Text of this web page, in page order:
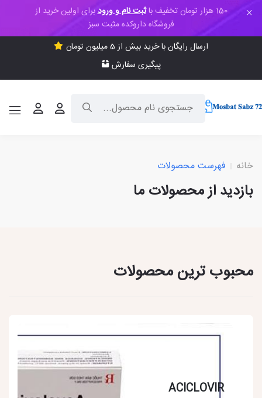
150 هزار تومان تخفیف با ثبت نام و ورودبرای اولین خرید از
فروشگاه داروکده مثبت سبز
ارسال رایگان با خرید بیش از 5 میلیون تومان
پیگیری سفارش
خانه فهرست محصولات
بازدید از محصولات ما
محبوب ترین محصولات
ACICLOVIR